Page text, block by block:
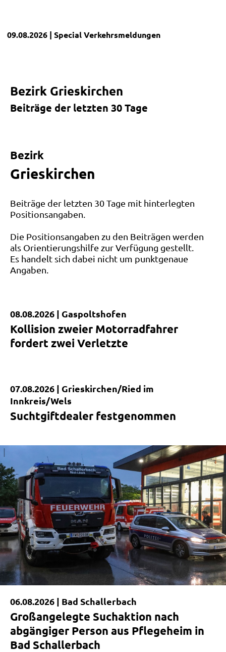
09.08.2026 | SpecialVerkehrsmeldungen
Bezirk Grieskirchen
Beiträge der letzten 30 Tage
−
Bezirk
Grieskirchen
Beiträge der letzten 30 Tage mit hinterlegten
Positionsangaben.
Die Positionsangaben zu den Beiträgen werden
als Orientierungshilfe zur Verfügung gestellt.
Es handelt sich dabei nicht um punktgenaue
Angaben.
Kurzmeldung
08.08.2026 | Gaspoltshofen
Kollision zweier Motorradfahrer
fordert zwei Verletzte
Kurzmeldung
07.08.2026 | Grieskirchen/Ried im
Innkreis/Wels
Suchtgiftdealer festgenommen
|
06.08.2026 | Bad Schallerbach
Großangelegte Suchaktion nach
abgängiger Person aus Pflegeheim in
Bad Schallerbach